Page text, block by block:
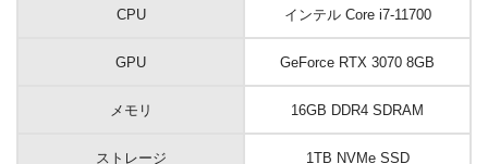
CPU インテル Core i7-11700
GPU GeForce RTX 3070 8GB
メモリ 16GB DDR4 SDRAM
ストレージ 1TB NVMe SSD